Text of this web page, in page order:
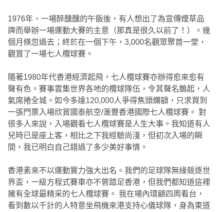
1976年，一場醉醺醺的午飯後，有人想出了為宣傳煙草品
牌而舉辦一場運動大賽的主意（那真是很久以前了！）。幾
個月倏忽過去；終於在一個下午，3,000名觀眾聚首一堂，
觀賞了一場七人欖球賽。
隨著1980年代香港經濟起飛，七人欖球賽亦辦得愈來愈有
聲有色。賽事雲集世界各地的欖球隊伍，令其聲名鵲起，人
氣席捲全城。如今多達120,000人爭得焦頭爛額，只求買到
一張門票入場欣賞國泰航空/滙豐香港國際七人欖球賽。 對
很多人來說，入場觀看七人欖球賽是人生大事。我知道有人
兒時已是座上客，相比之下我經驗尚淺，但初次入場的瞬
間，我已明白自己錯過了多少美好事情。
香港素來不以運動實力強大出名。我們的足球隊無緣競逐世
界盃，一級方程式賽車亦不曾踏足香港，但我們都知道這裡
擁有全球最精采的七人欖球賽。 我在場內環顧四周看台，
看到數以千計的人特意坐飛機來港支持心儀球隊，身為東道